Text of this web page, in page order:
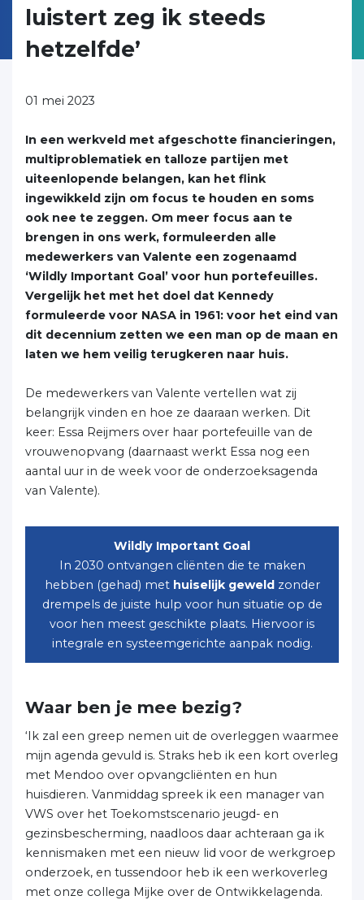
luistert zeg ik steeds
hetzelfde’
01 mei 2023
In een werkveld met afgeschotte financieringen,
multiproblematiek en talloze partijen met
uiteenlopende belangen, kan het flink
ingewikkeld zijn om focus te houden en soms
ook nee te zeggen. Om meer focus aan te
brengen in ons werk, formuleerden alle
medewerkers van Valente een zogenaamd
‘Wildly Important Goal’ voor hun portefeuilles.
Vergelijk het met het doel dat Kennedy
formuleerde voor NASA in 1961: voor het eind van
dit decennium zetten we een man op de maan en
laten we hem veilig terugkeren naar huis.
De medewerkers van Valente vertellen wat zij
belangrijk vinden en hoe ze daaraan werken. Dit
keer: Essa Reijmers over haar portefeuille van de
vrouwenopvang (daarnaast werkt Essa nog een
aantal uur in de week voor de onderzoeksagenda
van Valente).
Wildly Important Goal
In 2030 ontvangen cliënten die te maken
hebben (gehad) met huiselijk geweldzonder
drempels de juiste hulp voor hun situatie op de
voor hen meest geschikte plaats. Hiervoor is
integrale en systeemgerichte aanpak nodig.
Waar ben je mee bezig?
‘Ik zal een greep nemen uit de overleggen waarmee
mijn agenda gevuld is. Straks heb ik een kort overleg
met Mendoo over opvangcliënten en hun
huisdieren. Vanmiddag spreek ik een manager van
VWS over het Toekomstscenario jeugd- en
gezinsbescherming, naadloos daar achteraan ga ik
kennismaken met een nieuw lid voor de werkgroep
onderzoek, en tussendoor heb ik een werkoverleg
met onze collega Mijke over de Ontwikkelagenda.